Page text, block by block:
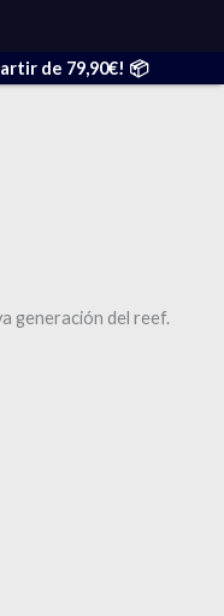
de 79,90€! 📦
generación del reef.